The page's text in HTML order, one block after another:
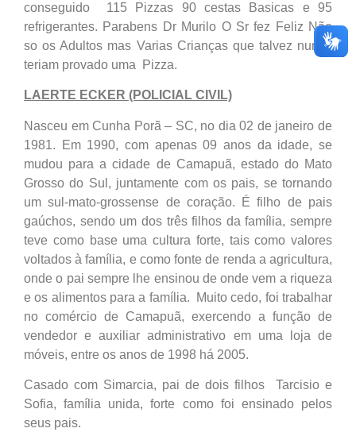
conseguido 115 Pizzas 90 cestas Basicas e 95
refrigerantes. Parabens Dr Murilo O Sr fez Feliz Não
so os Adultos mas Varias Crianças que talvez nunca
teriam provado uma Pizza.
LAERTE ECKER (POLICIAL CIVIL)
Nasceu em Cunha Porã – SC, no dia 02 de janeiro de
1981. Em 1990, com apenas 09 anos da idade, se
mudou para a cidade de Camapuã, estado do Mato
Grosso do Sul, juntamente com os pais, se tornando
um sul-mato-grossense de coração. É filho de pais
gaúchos, sendo um dos três filhos da família, sempre
teve como base uma cultura forte, tais como valores
voltados à família, e como fonte de renda a agricultura,
onde o pai sempre lhe ensinou de onde vem a riqueza
e os alimentos para a família. Muito cedo, foi trabalhar
no comércio de Camapuã, exercendo a função de
vendedor e auxiliar administrativo em uma loja de
móveis, entre os anos de 1998 há 2005.
Casado com Simarcia, pai de dois filhos Tarcisio e
Sofia, família unida, forte como foi ensinado pelos
seus pais.